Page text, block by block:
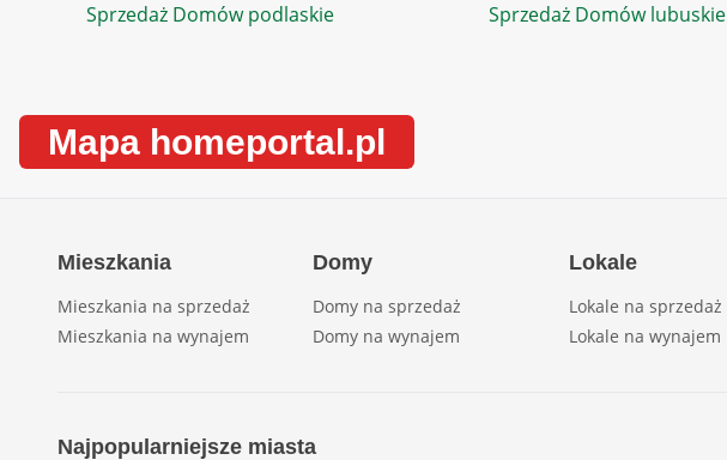
Sprzedaż Domów podlaskie
Sprzedaż Domów lubuskie
Mapa homeportal.pl
Mieszkania
Mieszkania na sprzedaż
Mieszkania na wynajem
Domy
Domy na sprzedaż
Domy na wynajem
Lokale
Lokale na sprzedaż
Lokale na wynajem
Najpopularniejsze miasta